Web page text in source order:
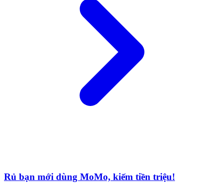
Rủ bạn mới dùng MoMo, kiếm tiền triệu!